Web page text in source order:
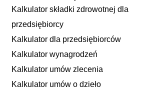
Kalkulator składki zdrowotnej dla
przedsiębiorcy
Kalkulator dla przedsiębiorców
Kalkulator wynagrodzeń
Kalkulator umów zlecenia
Kalkulator umów o dzieło